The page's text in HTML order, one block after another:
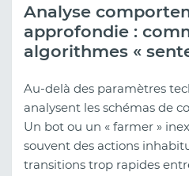
Analyse
approfondie :
algorithmes «
Au-delà des paramètres
analysent les schémas de
Un bot ou un « farmer »
souvent des actions
transitions trop rapides